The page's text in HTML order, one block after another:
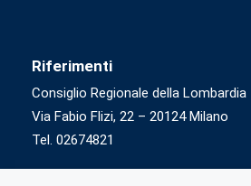
Riferimenti
Consiglio Regionale della Lombardia
Via Fabio Flizi, 22 – 20124 Milano
Tel. 02674821